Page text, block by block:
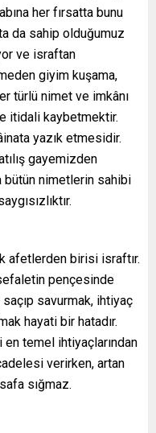
her fırsatta bunu
da sahip olduğumuz
ve israftan
giyim kuşama,
türlü nimet ve imkânı
itidali kaybetmektir.
yazık etmesidir.
gayemizden
bütün nimetlerin sahibi
afetlerden birisi israftır.
pençesinde
savurmak, ihtiyaç
hayati bir hatadır.
temel ihtiyaçlarından
verirken, artan
sığmaz.